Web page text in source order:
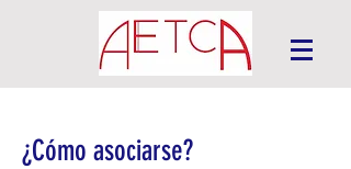
¿Cómo asociarse?